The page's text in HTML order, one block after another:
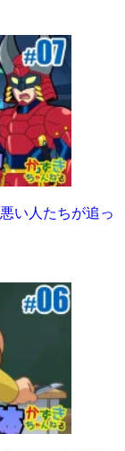
い人たちが追っ